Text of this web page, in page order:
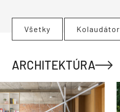
Všetky Kolaudátor
ARCHITEKTÚRA